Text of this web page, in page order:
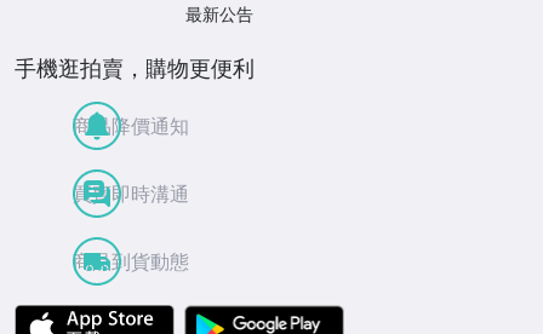
最新公告
手機逛拍賣，購物更便利
商品降價通知
買賣即時溝通
商品到貨動態
APP Store